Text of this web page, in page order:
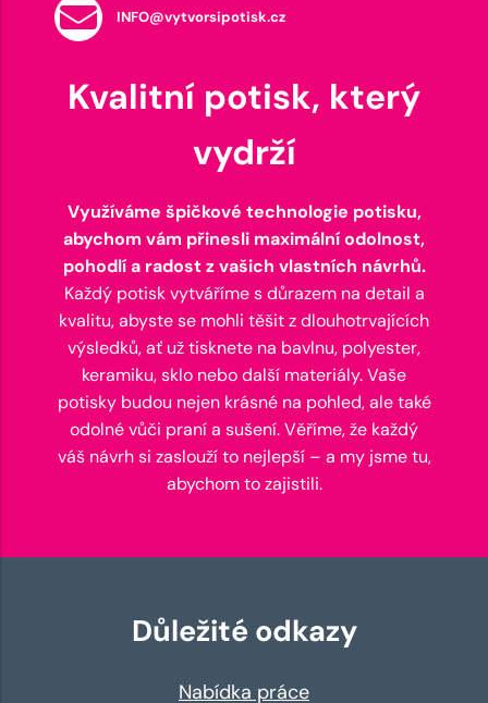
INFO@vytvorsipotisk.cz
Kvalitní potisk, který
vydrží
Využíváme špičkové technologie potisku,
abychom vám přinesli maximální odolnost,
pohodlí a radost z vašich vlastních návrhů.
Každý potisk vytváříme s důrazem na detail a
kvalitu, abyste se mohli těšit z dlouhotrvajících
výsledků, ať už tisknete na bavlnu, polyester,
keramiku, sklo nebo další materiály. Vaše
potisky budou nejen krásné na pohled, ale také
odolné vůči praní a sušení. Věříme, že každý
váš návrh si zaslouží to nejlepší – a my jsme tu,
abychom to zajistili.
Důležité odkazy
Nabídka práce